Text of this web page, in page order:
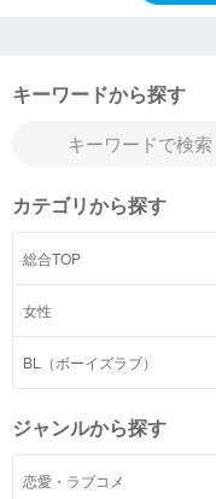
キーワードから探す
カテゴリから探す
総合TOP
女性
BL（ボーイズラブ）
ジャンルから探す
恋愛・ラブコメ